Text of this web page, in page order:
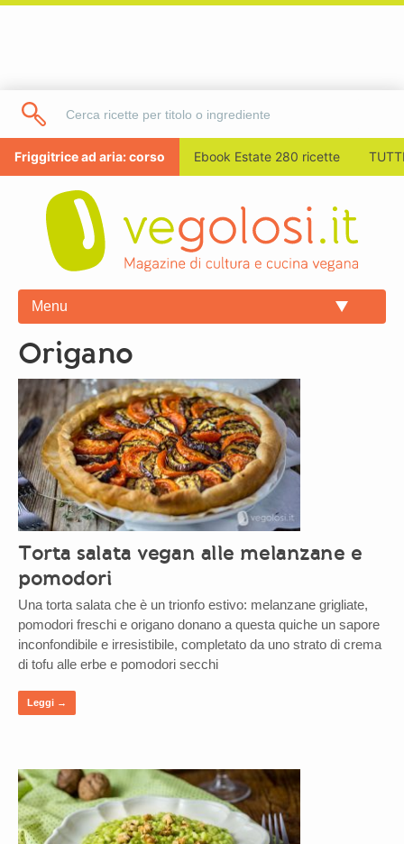
Friggitrice ad aria: corso Ebook Estate 280 ricette
Menu
origano
Torta salata vegan alle melanzane e
pomodori
Una torta salata che è un trionfo estivo: melanzane grigliate,
pomodori freschi e origano donano a questa quiche un sapore
inconfondibile e irresistibile, completato da uno strato di crema
di tofu alle erbe e pomodori secchi
Leggi →